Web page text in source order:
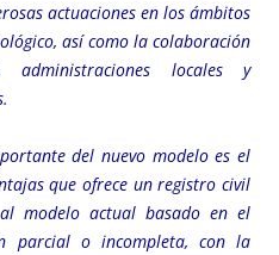
actuaciones en los ámbitos
así como la colaboración
administraciones locales y
del nuevo modelo es el
que ofrece un registro civil
modelo actual basado en el
parcial o incompleta, con la